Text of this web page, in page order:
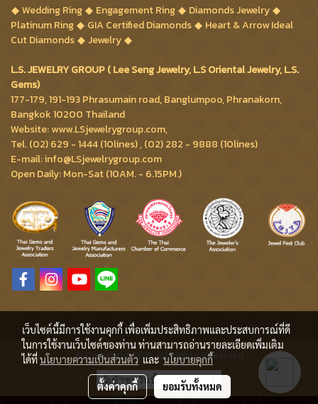
Wedding Ring
Engagement Ring
Diamonds Jewelry
Platinum Ring
GIA Certified Diamonds
Heart & Arrow Ideal
Cut Diamonds
Jewelry
L.S. JEWELRY GROUP ( Lee Seng Jewelry, L.S Oriental Jewelry, L.S.
Gems)
177-179, 191-193 Phrasumain road, Banglumpoo, Phranakorn,
Bangkok 10200 Thailand
Website: www.LSjewelrygroup.com,
Tel. (02) 629 - 1444 (10lines) , (02) 282 - 9888 (10lines)
E-mail: info@LSjewelrygroup.com
Open Daily: Mon-Sat (10AM. - 6.15PM.)
© Copyright 2015 All Rights Reserved
ผู้เข้าชมวันนี้ 1
เว็บไซต์นี้มีการใช้งานคุกกี้ เพื่อเพิ่มประสิทธิภาพและประสบการณ์ที่ดี
ในการใช้งานเว็บไซต์ของท่าน ท่านสามารถอ่านรายละเอียดเพิ่มเติม
ได้ที่นโยบายความเป็นส่วนตัว และ นโยบายคุกกี้
ตั้งค่าคุกกี้ ยอมรับทั้งหมด